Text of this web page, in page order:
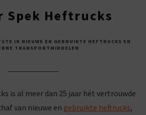
Spek Heftrucks
IN NIEUWE EN GEBRUIKTE HEFTRUCKS EN
TRANSPORTMIDDELEN
is al meer dan 25 jaar hét vertrouwde
van nieuwe en gebruikte heftrucks,